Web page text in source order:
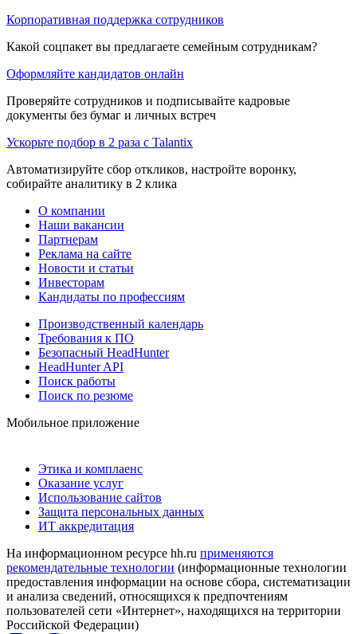
Корпоративная поддержка сотрудников
Какой соцпакет вы предлагаете семейным сотрудникам?
Оформляйте кандидатов онлайн
Проверяйте сотрудников и подписывайте кадровые
документы без бумаг и личных встреч
Ускорьте подбор в 2 раза с Talantix
Автоматизируйте сбор откликов, настройте воронку,
собирайте аналитику в 2 клика
О компании
Наши вакансии
Партнерам
Реклама на сайте
Новости и статьи
Инвесторам
Кандидаты по профессиям
Производственный календарь
Требования к ПО
Безопасный HeadHunter
HeadHunter API
Поиск работы
Поиск по резюме
Мобильное приложение
Этика и комплаенс
Оказание услуг
Использование сайтов
Защита персональных данных
ИТ аккредитация
На информационном ресурсе hh.ru применяются
рекомендательные технологии (информационные технологии
предоставления информации на основе сбора, систематизации
и анализа сведений, относящихся к предпочтениям
пользователей сети «Интернет», находящихся на территории
Российской Федерации)